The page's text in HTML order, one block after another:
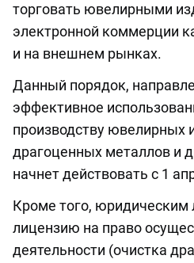
торговать ювелирными
электронной коммерции
и на внешнем рынках.
Данный порядок,
эффективное
производству ювелирных
драгоценных металлов и
начнет действовать с 1
Кроме того,
лицензию на право
деятельности (очистка